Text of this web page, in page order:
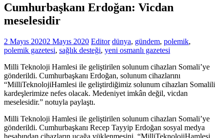
Cumhurbaşkanı Erdoğan: Vicdan
meselesidir
2 Mayıs 20202 Mayıs 2020 Editor dünya, gündem, polemik,
polemik gazetesi, sağlık desteği, yeni osmanlı gazetesi
Milli Teknoloji Hamlesi ile geliştirilen solunum cihazları Somali’ye
gönderildi. Cumhurbaşkanı Erdoğan, solunum cihazlarını
“MilliTeknolojiHamlesi ile geliştirdiğimiz solunum cihazları Somalili
kardeşlerimize nefes olacak. Medeniyet imkân değil, vicdan
meselesidir.” notuyla paylaştı.
Milli Teknoloji Hamlesi ile geliştirilen solunum cihazları Somali’ye
gönderildi. Cumhurbaşkanı Recep Tayyip Erdoğan sosyal medya
hesabından cihazların uçağa yüklenmesini, “MilliTeknolojiHamlesi